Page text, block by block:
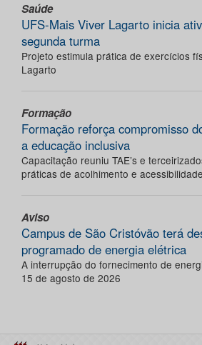
Saúde
UFS-Mais Viver Lagarto inicia
segunda turma
Projeto estimula prática de exercícios
Lagarto
Formação
Formação reforça compromisso
a educação inclusiva
Capacitação reuniu TAE’s e
práticas de acolhimento e acessibilidade
Aviso
Campus de São Cristóvão terá
programado de energia elétrica
A interrupção do fornecimento de
15 de agosto de 2026